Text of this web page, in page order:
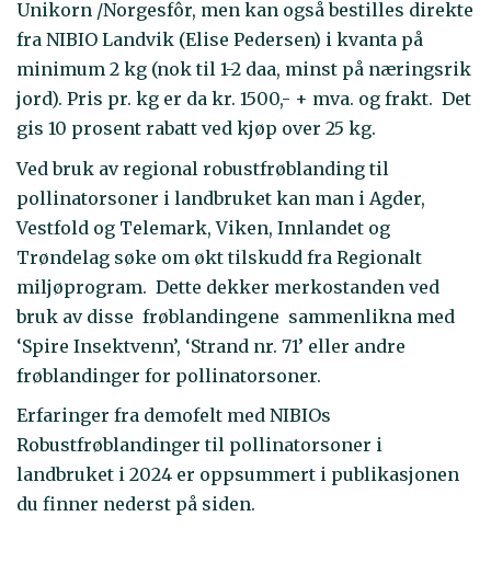
Unikorn /Norgesfôr, men kan også bestilles direkte
fra NIBIO Landvik (Elise Pedersen) i kvanta på
minimum 2 kg (nok til 1-2 daa, minst på næringsrik
jord). Pris pr. kg er da kr. 1500,- + mva. og frakt. Det
gis 10 prosent rabatt ved kjøp over 25 kg.
Ved bruk av regional robustfrøblanding til
pollinatorsoner i landbruket kan man i Agder,
Vestfold og Telemark, Viken, Innlandet og
Trøndelag søke om økt tilskudd fra Regionalt
miljøprogram. Dette dekker merkostanden ved
bruk av disse frøblandingene sammenlikna med
‘Spire Insektvenn’, ‘Strand nr. 71’ eller andre
frøblandinger for pollinatorsoner.
Erfaringer fra demofelt med NIBIOs
Robustfrøblandinger til pollinatorsoner i
landbruket i 2024 er oppsummert i publikasjonen
du finner nederst på siden.